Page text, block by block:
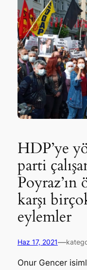
HDP’ye
parti
karşı
eylemler
Haz 17, 2021—
Onur Gencer